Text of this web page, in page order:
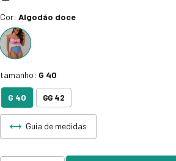
Cor: Algodão doce
tamanho: G 40
G 40 GG 42
Guia de medidas